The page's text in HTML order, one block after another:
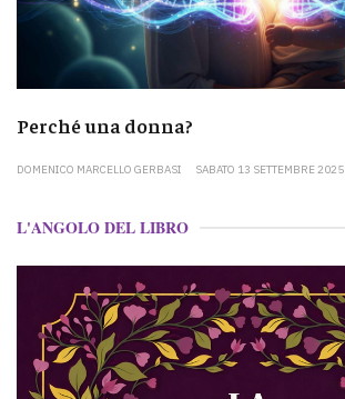
Perché una donna?
DOMENICO MARCELLO GERBASI SABATO 13 SETTEMBRE 2025
L'ANGOLO DEL LIBRO